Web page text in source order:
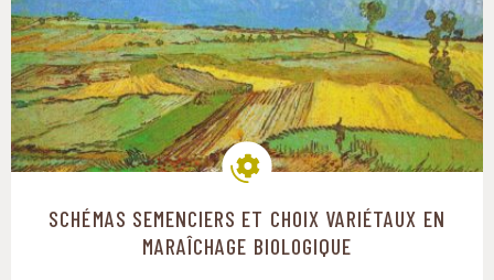
Modes de production
SCHÉMAS SEMENCIERS ET CHOIX VARIÉTAUX EN
MARAÎCHAGE BIOLOGIQUE